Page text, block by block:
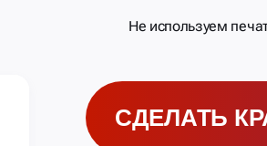
Не используем
СДЕЛАТЬ